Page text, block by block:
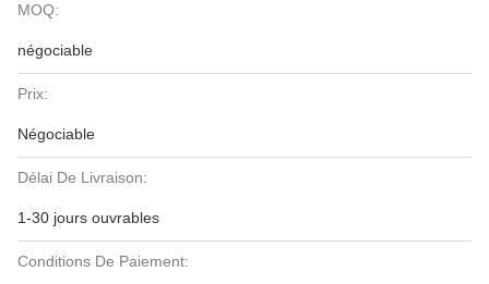
MOQ:
négociable
Prix:
Négociable
Délai De Livraison:
1-30 jours ouvrables
Conditions De Paiement: